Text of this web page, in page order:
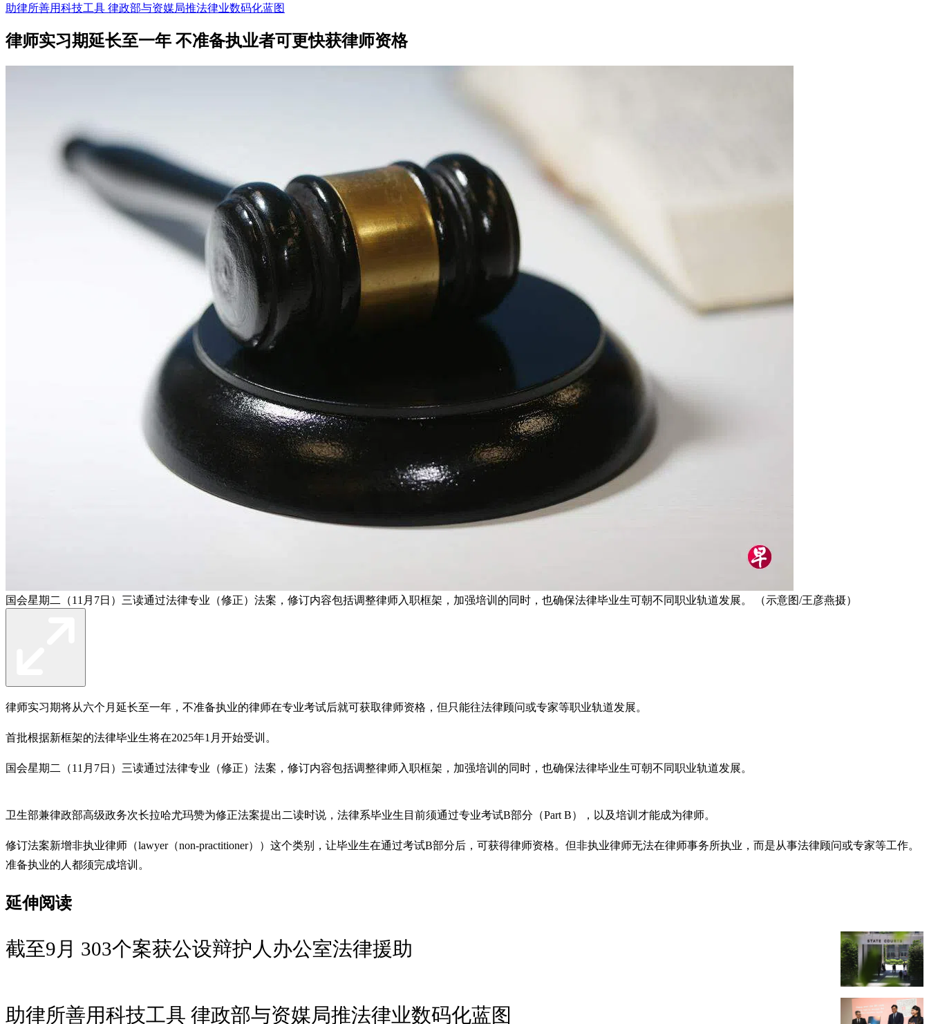
助律所善用科技工具 律政部与资媒局推法律业数码化蓝图
律师实习期延长至一年 不准备执业者可更快获律师资格
国会星期二（11月7日）三读通过法律专业（修正）法案，修订内容包括调整律师入职框架，加强培训的同时，也确保法律毕业生可朝不同职业轨道发展。 （示意图/王彦燕摄）
律师实习期将从六个月延长至一年，不准备执业的律师在专业考试后就可获取律师资格，但只能往法律顾问或专家等职业轨道发展。
首批根据新框架的法律毕业生将在2025年1月开始受训。
国会星期二（11月7日）三读通过法律专业（修正）法案，修订内容包括调整律师入职框架，加强培训的同时，也确保法律毕业生可朝不同职业轨道发展。
卫生部兼律政部高级政务次长拉哈尤玛赞为修正法案提出二读时说，法律系毕业生目前须通过专业考试B部分（Part B），以及培训才能成为律师。
修订法案新增非执业律师（lawyer（non-practitioner））这个类别，让毕业生在通过考试B部分后，可获得律师资格。但非执业律师无法在律师事务所执业，而是从事法律顾问或专家等工作。
准备执业的人都须完成培训。
延伸阅读
截至9月 303个案获公设辩护人办公室法律援助
助律所善用科技工具 律政部与资媒局推法律业数码化蓝图